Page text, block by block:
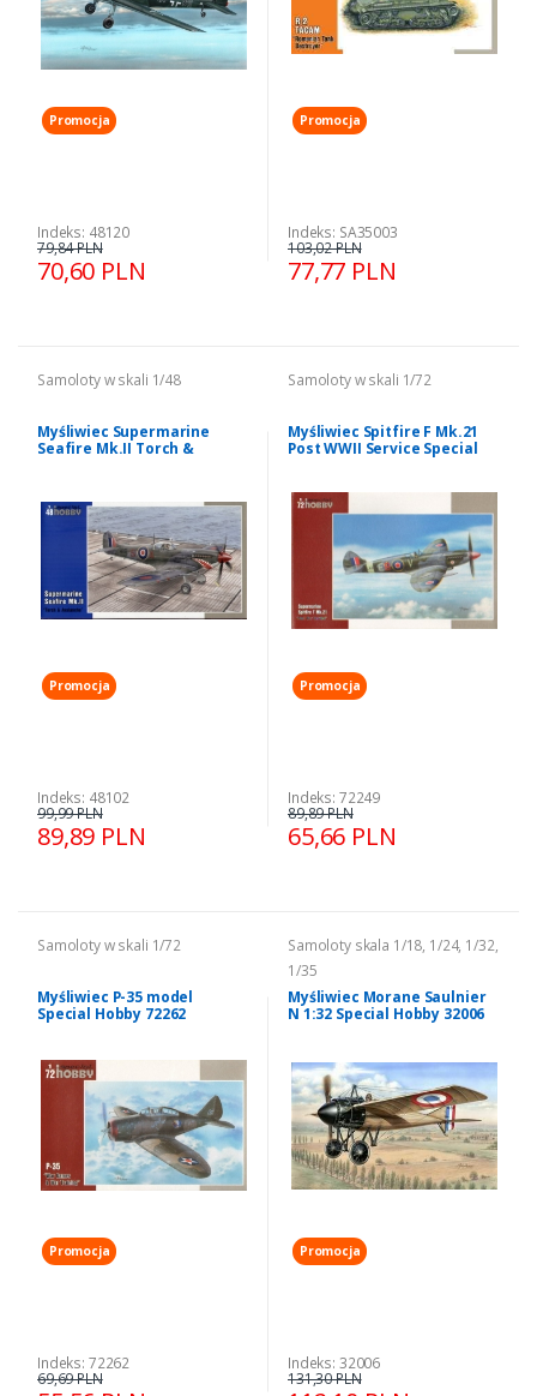
Promocja
Indeks: 48120
70,60 PLN
79,84 PLN
Promocja
Indeks: SA35003
77,77 PLN
103,02 PLN
Samoloty w skali 1/48
Myśliwiec Supermarine
Seafire Mk.II Torch &
Promocja
Indeks: 48102
89,89 PLN
99,99 PLN
Samoloty w skali 1/72
Myśliwiec Spitfire F Mk.21
Post WWII Service Special
Promocja
Indeks: 72249
65,66 PLN
89,89 PLN
Samoloty w skali 1/72
Myśliwiec P-35 model
Special Hobby 72262
Promocja
Indeks: 72262
69,69 PLN
Samoloty skala 1/18, 1/24, 1/32,
1/35
Myśliwiec Morane Saulnier
N 1:32 Special Hobby 32006
Promocja
Indeks: 32006
131,30 PLN